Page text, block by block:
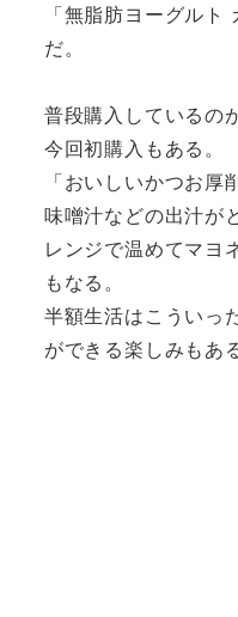
「無脂肪ヨーグルト
だ。
普段購入しているの
今回初購入もある。
「おいしいかつお厚
味噌汁などの出汁が
レンジで温めてマヨ
もなる。
半額生活はこういっ
ができる楽しみもある